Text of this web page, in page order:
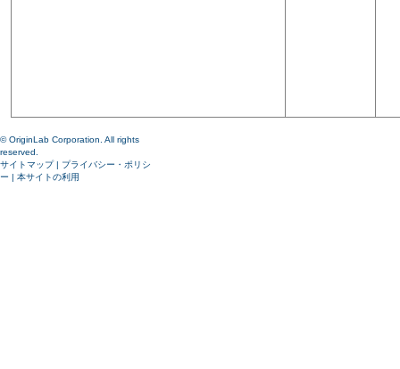
© OriginLab Corporation. All rights
reserved.
サイトマップ| プライバシー・ポリシ
ー | 本サイトの利用